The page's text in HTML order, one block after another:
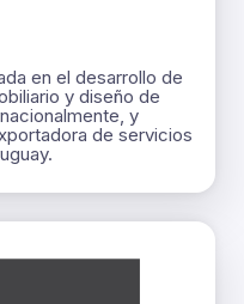
en el desarrollo de
y diseño de
y
de servicios